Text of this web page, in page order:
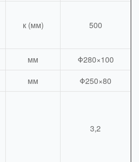
к (мм) 500
мм
Φ280×100
мм
Φ250×80
3,2